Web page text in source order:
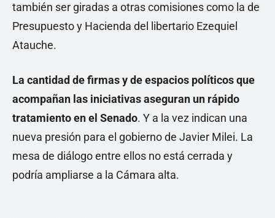
también ser giradas a otras comisiones como la de
Presupuesto y Hacienda del libertario Ezequiel
Atauche.
La cantidad de firmas y de espacios políticos que
acompañan las iniciativas aseguran un rápido
tratamiento en el Senado. Y a la vez indican una
nueva presión para el gobierno de Javier Milei. La
mesa de diálogo entre ellos no está cerrada y
podría ampliarse a la Cámara alta.